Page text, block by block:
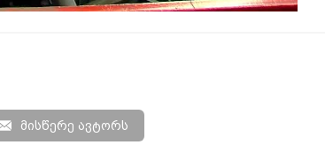
მისწერე ავტორს